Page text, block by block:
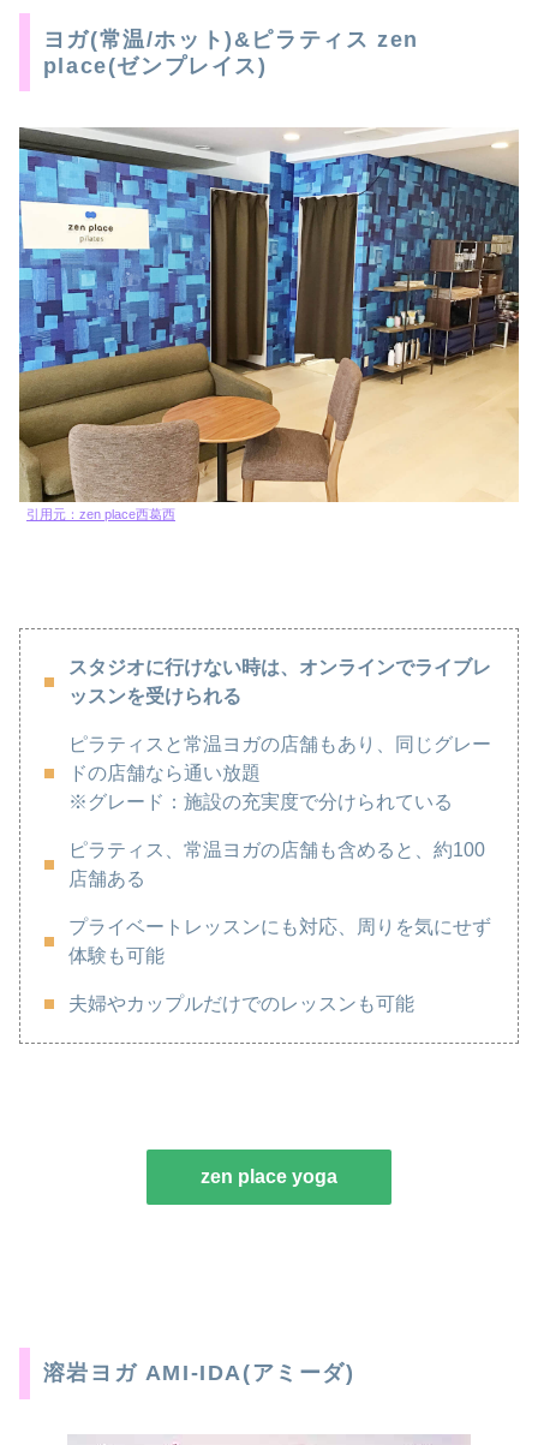
ヨガ(常温/ホット)&ピラティス zen
place(ゼンプレイス)
引用元：zen place西葛西
スタジオに行けない時は、オンラインでライブレ
ッスンを受けられる
ピラティスと常温ヨガの店舗もあり、同じグレー
ドの店舗なら通い放題
※グレード：施設の充実度で分けられている
ピラティス、常温ヨガの店舗も含めると、約100
店舗ある
プライベートレッスンにも対応、周りを気にせず
体験も可能
夫婦やカップルだけでのレッスンも可能
zen place yoga
溶岩ヨガ AMI-IDA(アミーダ)